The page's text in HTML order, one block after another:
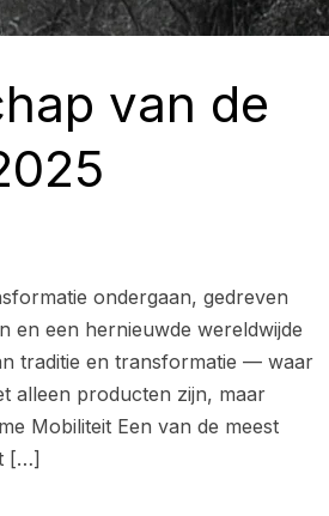
van de
ondergaan, gedreven
en een hernieuwde wereldwijde
traditie en transformatie — waar
alleen producten zijn, maar
Mobiliteit Een van de meest
[…]